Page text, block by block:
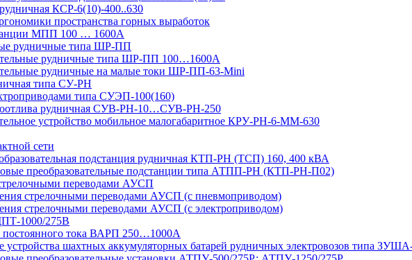
КСР-6(10)-400..630
пространства горных выработок
МПП 100 … 1600А
рудничные типа ШР-ПП
рудничные типа ШР-ПП 100…1600А
рудничные на малые токи ШР-ПП-63-Mini
типа СУ-РН
типа СУЭП-100(160)
рудничная СУВ-РН-10…СУВ-РН-250
устройство мобильное малогабаритное КРУ-РН-6-ММ-630
сети
подстанция рудничная КТП-РН (ТСП) 160, 400 кВА
преобразовательные подстанции типа АТПП-РН (КТП-РН-П02)
переводами АУСП
стрелочными переводами АУСП (с пневмоприводом)
стрелочными переводами АУСП (с электроприводом)
1000/275В
тока ВАРП 250…1000А
устройства шахтных аккумуляторных батарей рудничных электровозов типа